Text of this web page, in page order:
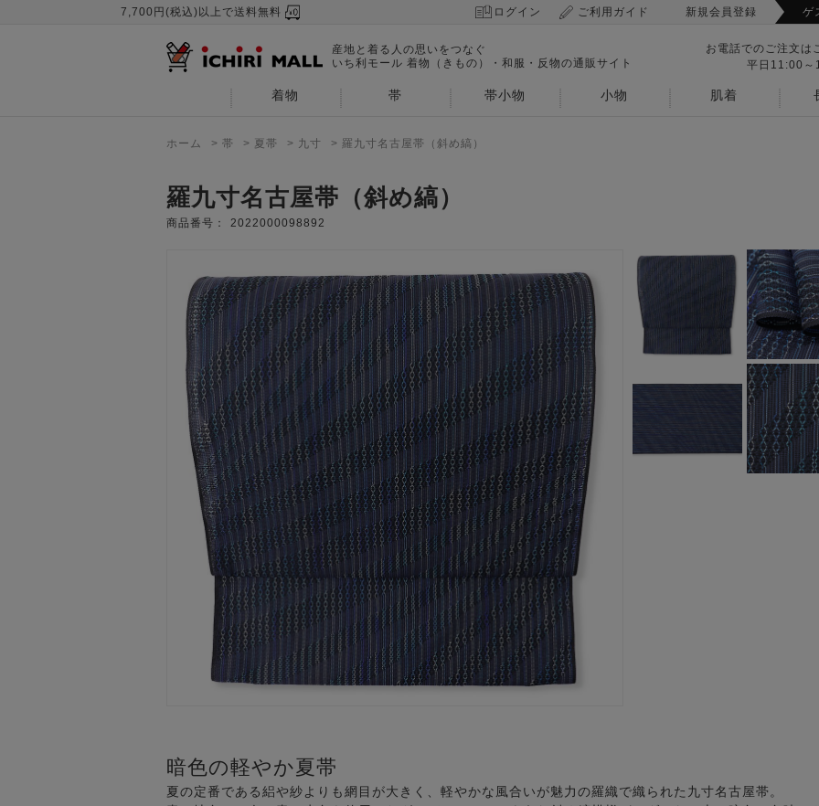
7,700円(税込)以上で送料無料 ログイン ご利用ガイド 新規会員登録 ゲ
産地と着る人の思いをつなぐ
いち利モール 着物（きもの）・和服・反物の通販サイト
お電話でのご注文は
平日11:00～
着物 帯 帯小物 小物 肌着
ホーム > 帯 > 夏帯 > 九寸 > 羅九寸名古屋帯（斜め縞）
羅九寸名古屋帯（斜め縞）
商品番号： 2022000098892
暗色の軽やか夏帯
夏の定番である絽や紗よりも網目が大きく、軽やかな風合いが魅力の羅織で織られた九寸名古屋帯。